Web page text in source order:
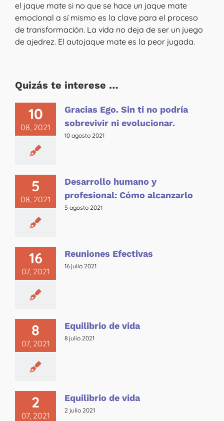
el jaque mate si no que se hace un jaque mate
emocional a sí mismo es la clave para el proceso
de transformación. La vida no deja de ser un juego
de ajedrez. El autojaque mate es la peor jugada.
Quizás te interese …
10
08, 2021
Gracias Ego. Sin ti no podría
sobrevivir ni evolucionar.
10 agosto 2021
5
08, 2021
Desarrollo humano y
profesional: Cómo alcanzarlo
5 agosto 2021
16
07, 2021
Reuniones Efectivas
16 julio 2021
8
07, 2021
Equilibrio de vida
8 julio 2021
2
07, 2021
Equilibrio de vida
2 julio 2021